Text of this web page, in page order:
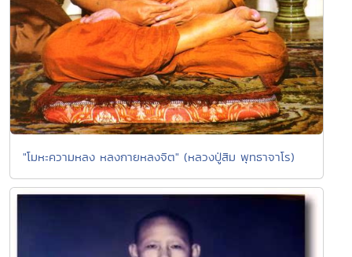
"โมหะความหลง หลงกายหลงจิต" (หลวงปู่สิม พุทธาจาโร)